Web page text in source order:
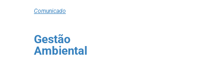
Comunicado
Gestão
Ambiental